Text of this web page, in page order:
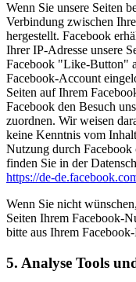
Wenn Sie unsere Seiten
Verbindung zwischen
hergestellt. Facebook
Ihrer IP-Adresse unsere
Facebook "Like-Button"
Facebook-Account
Seiten auf Ihrem
Facebook den Besuch
zuordnen. Wir weisen
keine Kenntnis vom
Nutzung durch
finden Sie in der
https://de-
Wenn Sie nicht
Seiten Ihrem Facebook-
bitte aus Ihrem
5. Analyse Tools